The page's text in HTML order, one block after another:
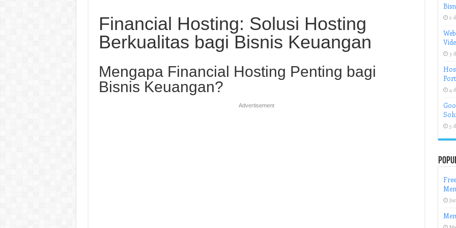
Financial Hosting: Solusi Hosting
Berkualitas bagi Bisnis Keuangan
Mengapa Financial Hosting Penting bagi
Bisnis Keuangan?
Advertisement
2
3
4
5